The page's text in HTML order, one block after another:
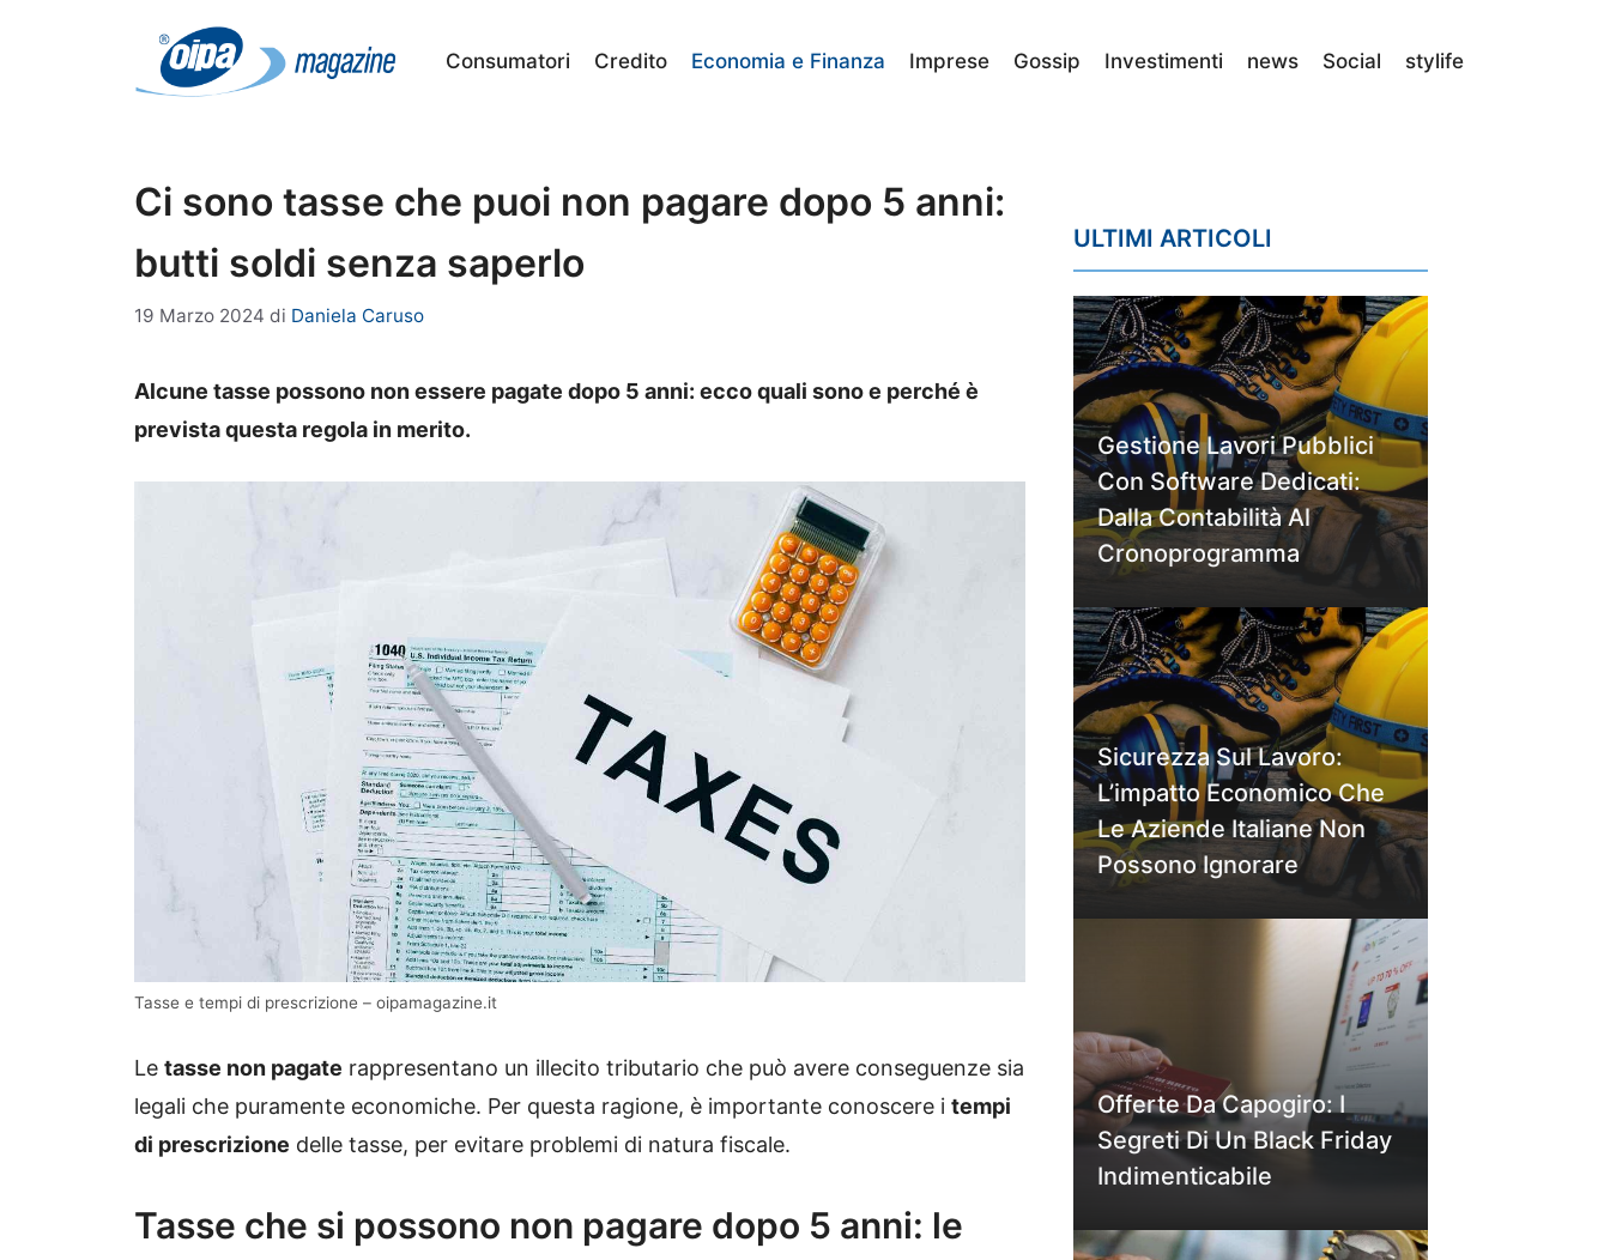
Consumatori Credito Economia e Finanza Imprese Gossip Investimenti news Social stylife
Ci sono tasse che puoi non pagare dopo 5 anni:
butti soldi senza saperlo
19 Marzo 2024 di Daniela Caruso
Alcune tasse possono non essere pagate dopo 5 anni: ecco quali sono e perché è
prevista questa regola in merito.
Tasse e tempi di prescrizione – oipamagazine.it
Le tasse non pagate rappresentano un illecito tributario che può avere conseguenze sia
legali che puramente economiche. Per questa ragione, è importante conoscere i tempi
di prescrizione delle tasse, per evitare problemi di natura fiscale.
Tasse che si possono non pagare dopo 5 anni: le
ULTIMI ARTICOLI
Gestione Lavori Pubblici
Con Software Dedicati:
Dalla Contabilità Al
Cronoprogramma
Sicurezza Sul Lavoro:
L’impatto Economico Che
Le Aziende Italiane Non
Possono Ignorare
Offerte Da Capogiro: I
Segreti Di Un Black Friday
Indimenticabile